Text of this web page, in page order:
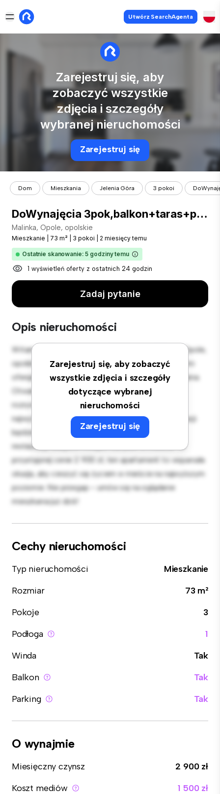
Utwórz SearchAgenta
Zarejestruj się, aby
zobaczyć wszystkie
zdjęcia i szczegóły
wybranej nieruchomości
Zarejestruj się
Dom Mieszkania Jelenia Góra 3 pokoi
DoWynajęcia 3pok,balkon+taras+pralnia Krzemienieck
Malinka, Opole, opolskie
Mieszkanie 73 m² 3 pokoi 2 miesięcy temu
Ostatnie skanowanie: 5 godziny temu
1 wyświetleń oferty z ostatnich 24 godzin
Zadaj pytanie
Opis nieruchomości
Zarejestruj się, aby zobaczyć
wszystkie zdjęcia i szczegóły
dotyczące wybranej
nieruchomości
Zarejestruj się
Witamy w Twojej nowej miejskiej oazie w Malinka, Opole,
opolskie! Ten nowoczesny apartament z 3 sypialniami
oferuje stylową i przytulną przestrzeń do zamieszkania.
Otwarta koncepcja układu idealnie nadaje się do
rozrywki, a elegancka kuchnia jest wyposażona w
najwyższej jakości sprzęt. Dzięki doskonałej lokalizacji
będziesz zaledwie kilka kroków od najlepszych
restauracji, sklepów i miejsc rozrywki w mieście. W
przystępnej cenie 2 900 zł, ten apartament to wspaniała
okazja, aby cieszyć się życiem w mieście na najwyższym
poziomie. Nie przegap – umów się na oglądanie
mieszkania już dziś!
Cechy nieruchomości
Typ nieruchomości
Mieszkanie
Rozmiar
73 m²
Pokoje
3
Podłoga
1
Winda
Tak
Balkon
Tak
Parking
Tak
O wynajmie
Miesięczny czynsz
2 900 zł
Koszt mediów
1 500 zł